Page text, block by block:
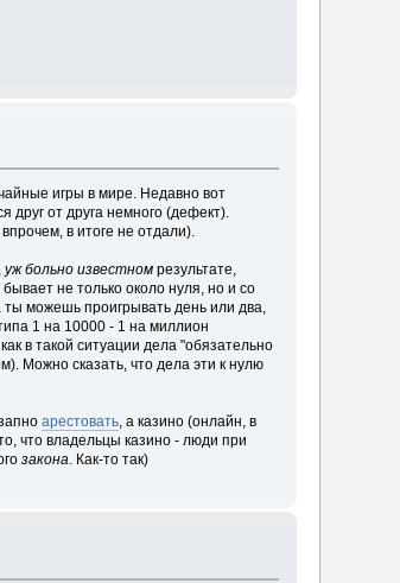
игры в мире. Недавно вот
друг от друга немного (дефект).
в итоге не отдали).
уж больно известном результате,
не только около нуля, но и со
ты можешь проигрывать день или два,
1 на 10000 - 1 на миллион
в такой ситуации дела "обязательно
Можно сказать, что дела эти к нулю
арестовать, а казино (онлайн, в
что владельцы казино - люди при
закона. Как-то так)